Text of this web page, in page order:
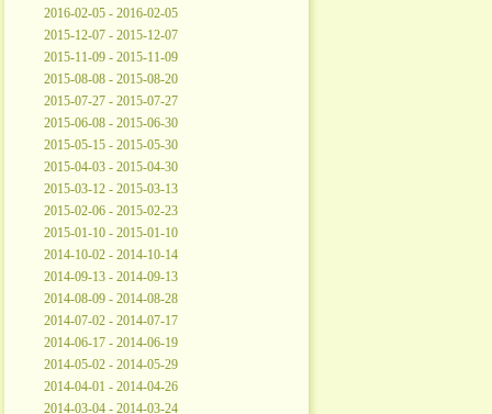
2016-02-05 - 2016-02-05
2015-12-07 - 2015-12-07
2015-11-09 - 2015-11-09
2015-08-08 - 2015-08-20
2015-07-27 - 2015-07-27
2015-06-08 - 2015-06-30
2015-05-15 - 2015-05-30
2015-04-03 - 2015-04-30
2015-03-12 - 2015-03-13
2015-02-06 - 2015-02-23
2015-01-10 - 2015-01-10
2014-10-02 - 2014-10-14
2014-09-13 - 2014-09-13
2014-08-09 - 2014-08-28
2014-07-02 - 2014-07-17
2014-06-17 - 2014-06-19
2014-05-02 - 2014-05-29
2014-04-01 - 2014-04-26
2014-03-04 - 2014-03-24